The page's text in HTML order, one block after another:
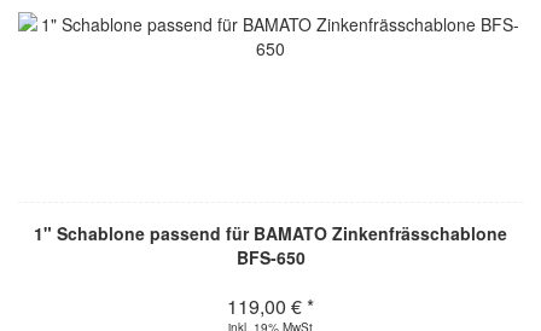
1" Schablone passend für BAMATO Zinkenfrässchablone
BFS-650
119,00 € *